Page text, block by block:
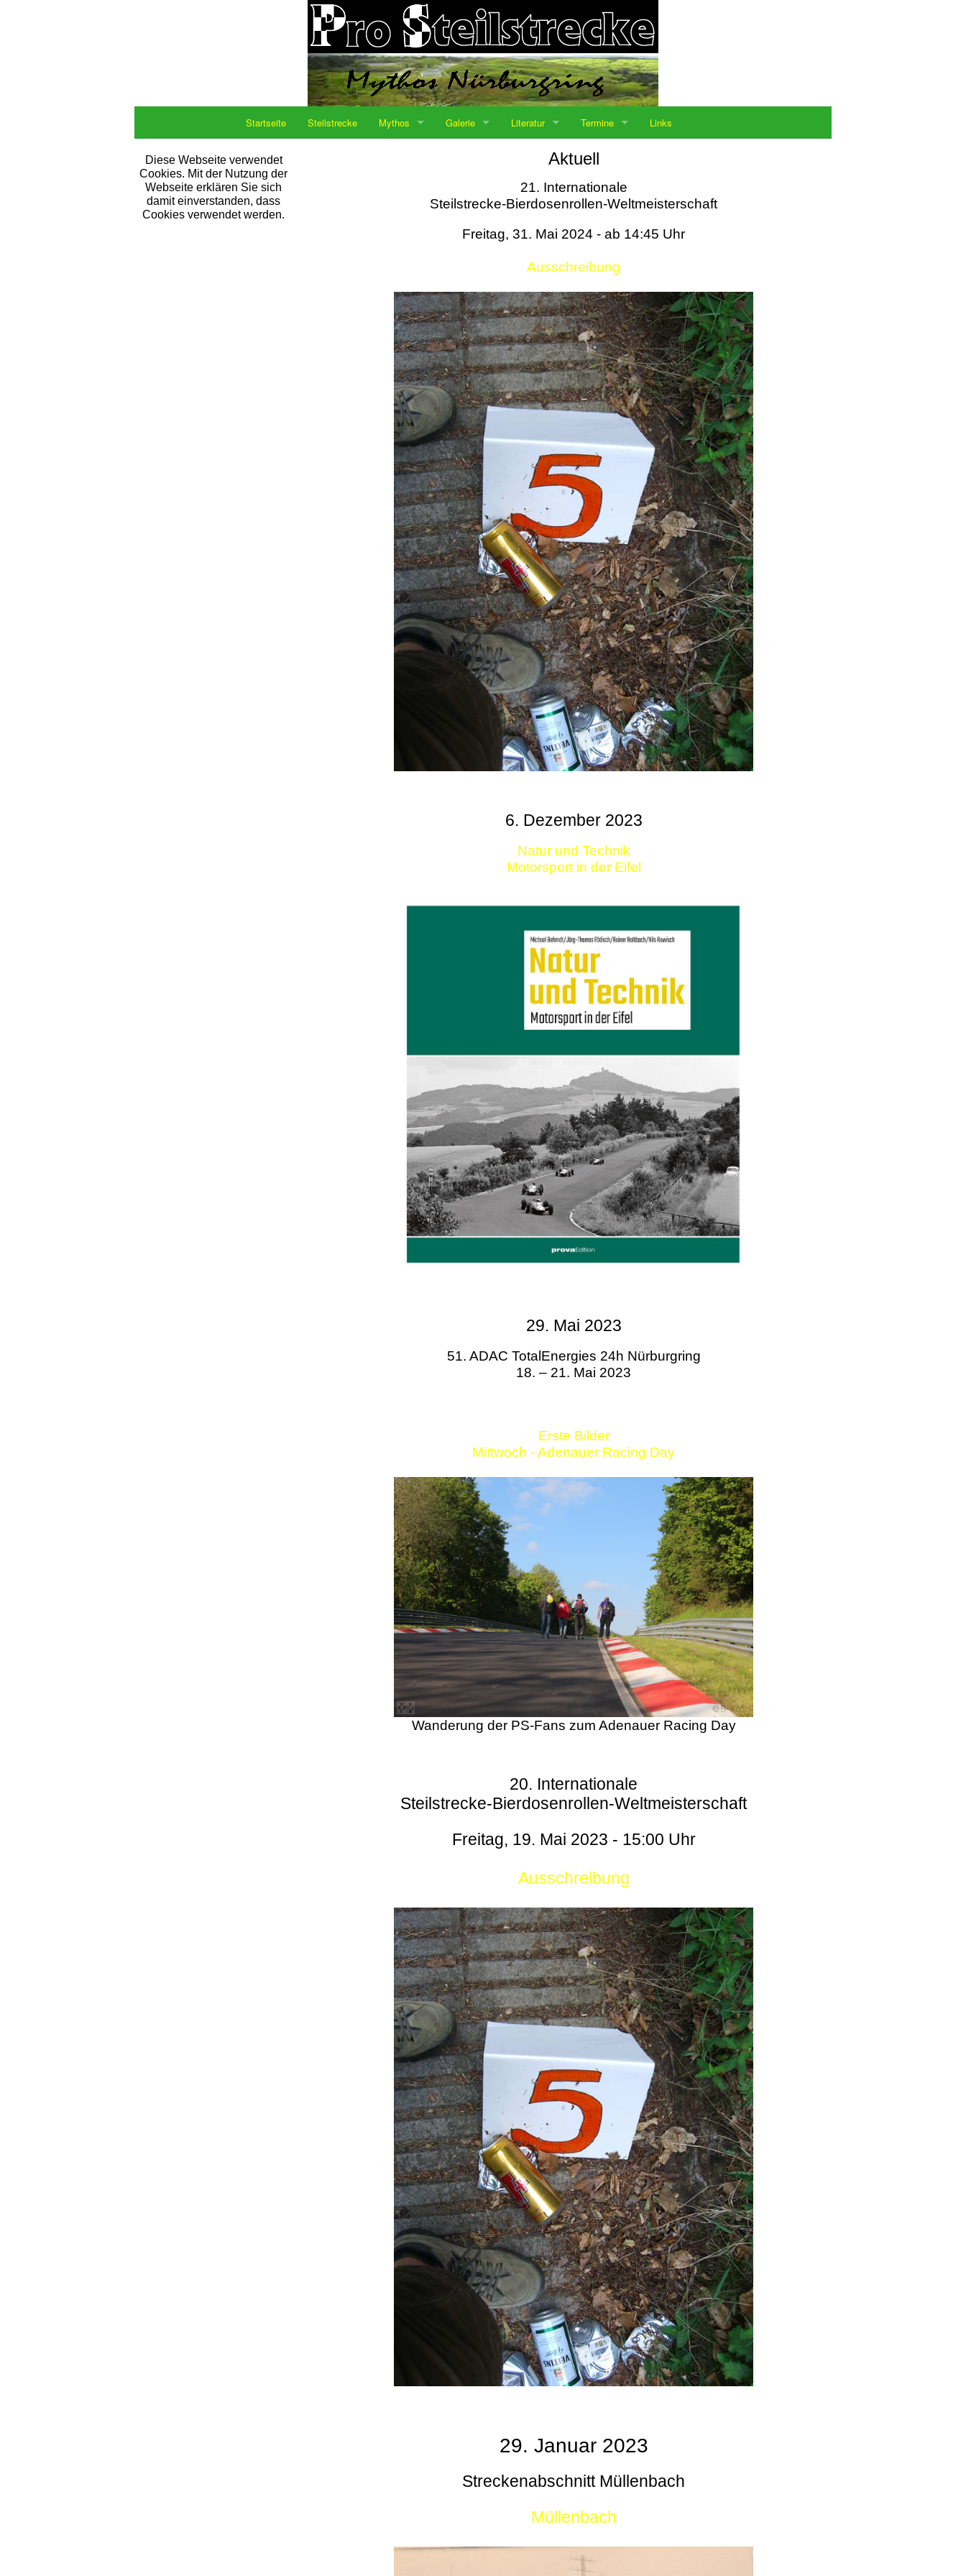
Startseite Steilstrecke Mythos Galerie Literatur Termine Links
Diese Webseite verwendet
Cookies. Mit der Nutzung der
Webseite erklären Sie sich
damit einverstanden, dass
Cookies verwendet werden.
Aktuell
21. Internationale
Steilstrecke-Bierdosenrollen-Weltmeisterschaft
Freitag, 31. Mai 2024 - ab 14:45 Uhr
Ausschreibung
6. Dezember 2023
Natur und Technik
Motorsport in der Eifel
29. Mai 2023
51. ADAC TotalEnergies 24h Nürburgring
18. – 21. Mai 2023
Erste Bilder
Mittwoch - Adenauer Racing Day
Wanderung der PS-Fans zum Adenauer Racing Day
20. Internationale
Steilstrecke-Bierdosenrollen-Weltmeisterschaft
Freitag, 19. Mai 2023 - 15:00 Uhr
Ausschreibung
29. Januar 2023
Streckenabschnitt Müllenbach
Müllenbach